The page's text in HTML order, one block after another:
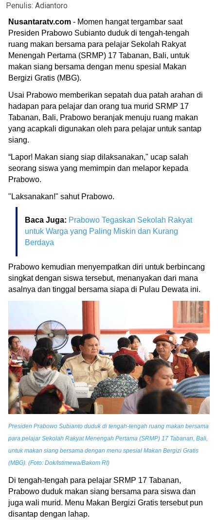
Penulis: Adiantoro
Nusantaratv.com - Momen hangat tergambar saat
Presiden Prabowo Subianto duduk di tengah-tengah
ruang makan bersama para pelajar Sekolah Rakyat
Menengah Pertama (SRMP) 17 Tabanan, Bali, untuk
makan siang bersama dengan menu spesial Makan
Bergizi Gratis (MBG).
Usai Prabowo memberikan sepatah dua patah arahan di
hadapan para pelajar dan orang tua murid SRMP 17
Tabanan, Bali, Prabowo beranjak menuju ruang makan
yang acapkali digunakan oleh para pelajar untuk santap
siang.
“Lapor! Makan siang siap dilaksanakan," ucap salah
seorang siswa yang memimpin dan melapor kepada
Prabowo.
"Laksanakan!" sahut Prabowo.
Baca Juga: Prabowo Tegaskan Sekolah Rakyat
untuk Warga yang Paling Miskin dan Kurang
Berdaya
Prabowo kemudian menyempatkan diri untuk berbincang
singkat dengan siswa tersebut, menanyakan dari mana
asalnya dan tinggal bersama siapa di Pulau Dewata ini.
Presiden Prabowo Subianto duduk di tengah-tengah ruang makan bersama
para pelajar Sekolah Rakyat Menengah Pertama (SRMP) 17 Tabanan, Bali,
untuk makan siang bersama dengan menu spesial Makan Bergizi Gratis
(MBG). (Foto: Dok/Istimewa/Bakom RI)
Di tengah-tengah para pelajar SRMP 17 Tabanan,
Prabowo duduk makan siang bersama para siswa dan
juga wali murid. Menu Makan Bergizi Gratis tersebut pun
disantap dengan lahap.